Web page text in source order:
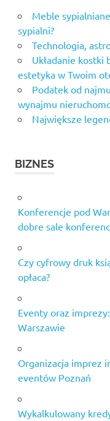
Meble
sypialni?
Technologia,
Układanie kostki
estetyka w Twoim
Podatek od
wynajmu
Największe
BIZNES
Konferencje pod
dobre sale
Czy cyfrowy druk
opłaca?
Eventy oraz
Warszawie
Organizacja imprez
eventów Poznań
Wykalkulowany